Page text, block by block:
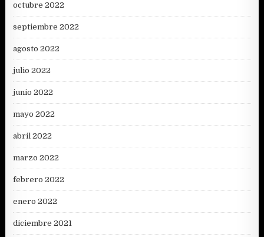
octubre 2022
septiembre 2022
agosto 2022
julio 2022
junio 2022
mayo 2022
abril 2022
marzo 2022
febrero 2022
enero 2022
diciembre 2021